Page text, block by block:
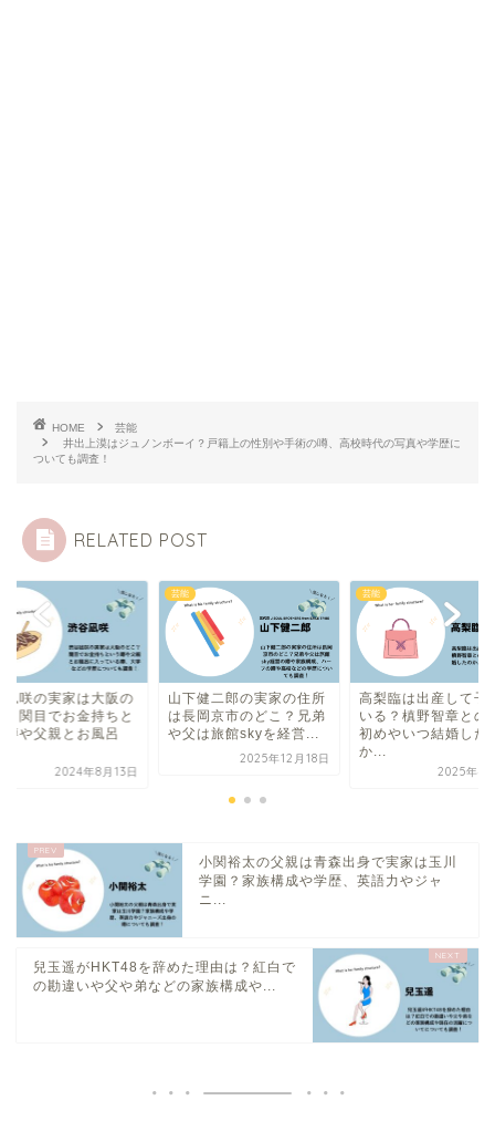
HOME
芸能
井出上漠はジュノンボーイ？戸籍上の性別や手術の噂、高校時代の写真や学歴に
ついても調査！
RELATED POST
凪咲の実家は大阪の
？関目でお金持ちと
噂や父親とお風呂
2024年8月13日
芸能
山下健二郎の実家の住所
は長岡京市のどこ？兄弟
や父は旅館skyを経営...
2025年12月18日
芸能
高梨臨は出産して子
いる？槙野智章との
初めやいつ結婚した
か...
2025年4
小関裕太の父親は青森出身で実家は玉川
学園？家族構成や学歴、英語力やジャ
ニ...
兒玉遥がHKT48を辞めた理由は？紅白で
の勘違いや父や弟などの家族構成や...